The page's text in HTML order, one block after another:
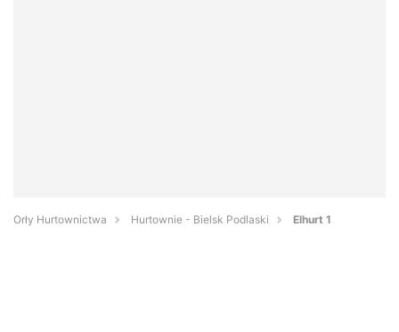
Orły Hurtownictwa Hurtownie - Bielsk Podlaski Elhurt 1